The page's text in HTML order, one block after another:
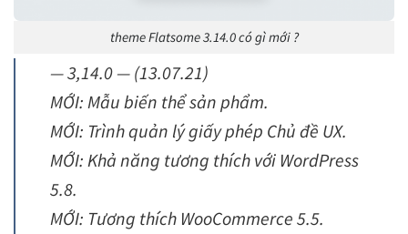
theme Flatsome 3.14.0 có gì mới ?
— 3,14.0 — (13.07.21)
MỚI: Mẫu biến thể sản phẩm.
MỚI: Trình quản lý giấy phép Chủ đề UX.
MỚI: Khả năng tương thích với WordPress
5.8.
MỚI: Tương thích WooCommerce 5.5.